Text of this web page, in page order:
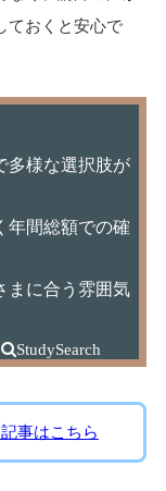
ておくと安心で
多様な選択肢が
年間総額での確
まに合う雰囲気
事はこちら